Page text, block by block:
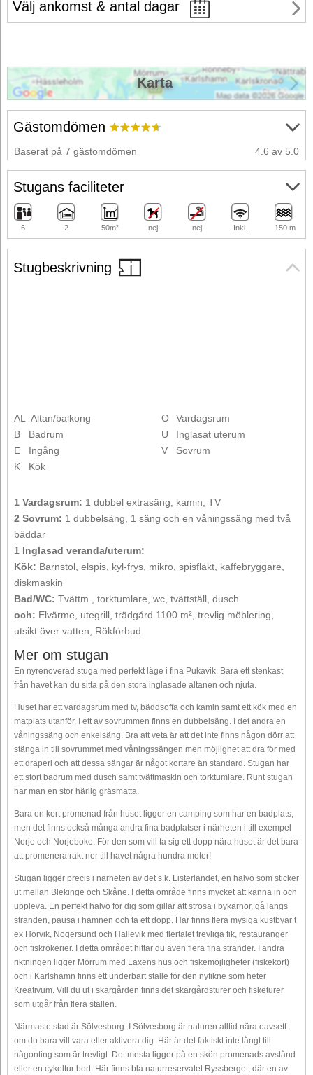
Välj ankomst & antal dagar
Stugbeskrivning
AL
Altan/balkong
B
Badrum
E
Ingång
K
Kök
O
Vardagsrum
U
Inglasat uterum
V
Sovrum
1 Vardagsrum: 1 dubbel extrasäng, kamin, TV
2 Sovrum: 1 dubbelsäng, 1 säng och en våningssäng med två
bäddar
1 Inglasad veranda/uterum:
Kök: Barnstol, elspis, kyl-frys, mikro, spisfläkt, kaffebryggare,
diskmaskin
Bad/WC: Tvättm., torktumlare, wc, tvättställ, dusch
och: Elvärme, utegrill, trädgård 1100 m², trevlig möblering,
utsikt över vatten, Rökförbud
Mer om stugan
En nyrenoverad stuga med perfekt läge i fina Pukavik. Bara ett stenkast
från havet kan du sitta på den stora inglasade altanen och njuta.
Huset har ett vardagsrum med tv, bäddsoffa och kamin samt ett kök med en
matplats utanför. I ett av sovrummen finns en dubbelsäng. I det andra en
våningssäng och enkelsäng. Bra att veta är att det inte finns någon dörr att
stänga in till sovrummet med våningssängen men möjlighet att dra för med
ett draperi och att dessa sängar är något kortare än standard. Stugan har
ett stort badrum med dusch samt tvättmaskin och torktumlare. Runt stugan
har man en stor härlig gräsmatta.
Bara en kort promenad från huset ligger en camping som har en badplats,
men det finns också många andra fina badplatser i närheten i till exempel
Norje och Norjeboke. För den som vill ta sig ett dopp nära huset är det bara
att promenera rakt ner till havet några hundra meter!
Stugan ligger precis i närheten av det s.k. Listerlandet, en halvö som sticker
ut mellan Blekinge och Skåne. I detta område finns mycket att känna in och
uppleva. En perfekt halvö för dig som gillar att strosa i bykärnor, gå längs
stranden, pausa i hamnen och ta ett dopp. Här finns flera mysiga kustbyar t
ex Hörvik, Nogersund och Hällevik med flertalet trevliga fik, restauranger
och fiskrökerier. I detta området hittar du även flera fina stränder. I andra
riktningen ligger Mörrum med Laxens hus och fiskemöjligheter (fiskekort)
och i Karlshamn finns ett underbart ställe för den nyfikne som heter
Kreativum. Vill du ut i skärgården finns det skärgårdsturer och fisketurer
som utgår från flera ställen.
Närmaste stad är Sölvesborg. I Sölvesborg är naturen alltid nära oavsett
om du bara vill vara eller aktivera dig. Här är det faktiskt inte långt till
någonting som är trevligt. Det mesta ligger på en skön promenads avstånd
eller en cykeltur bort. Här finns bla naturreservatet Ryssberget, där en av
Gästomdömen
Baserat på 7 gästomdömen 4.6 av 5.0
Stugans faciliteter
6 2 50m² nej nej Inkl. 150 m
Karta